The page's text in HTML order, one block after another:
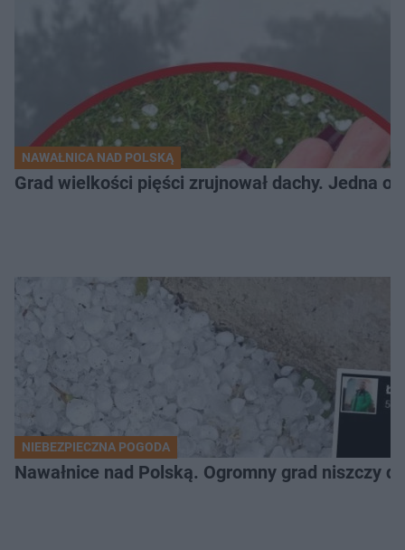
NAWAŁNICA NAD POLSKĄ
Grad wielkości pięści zrujnował dachy. Jedna
NIEBEZPIECZNA POGODA
Nawałnice nad Polską. Ogromny grad niszczy